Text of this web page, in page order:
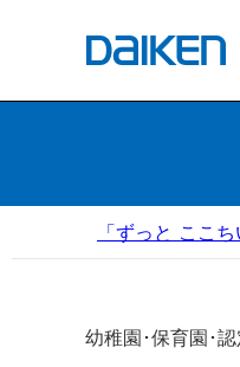
「ずっと ここ
幼稚園･保育園･